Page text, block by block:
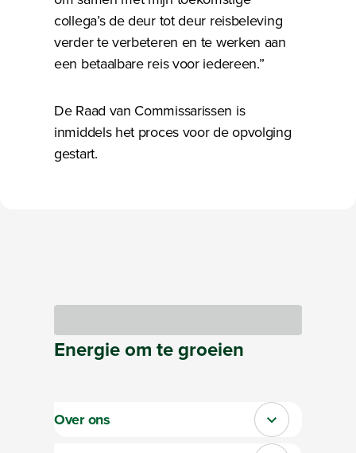
collega’s de deur tot deur reisbeleving
verder te verbeteren en te werken aan
een betaalbare reis voor iedereen.”
De Raad van Commissarissen is
inmiddels het proces voor de opvolging
gestart.
Energieom tegroeien
Over ons Sluit section-0